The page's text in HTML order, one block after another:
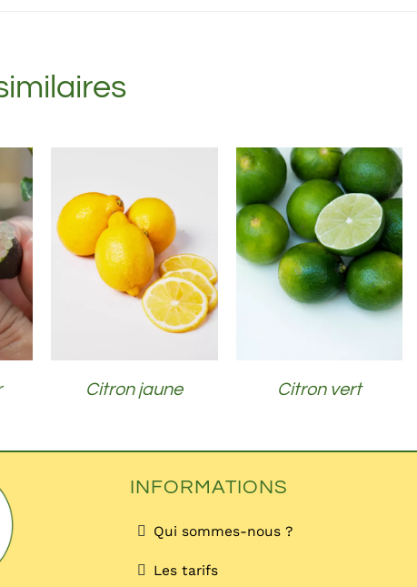
DÉTAILS
Citron jaune
DÉTAILS
Citron vert
INFORMATIONS
Qui sommes-nous ?
Les tarifs